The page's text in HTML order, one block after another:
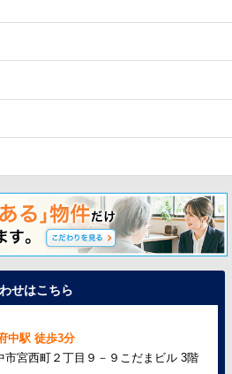
せはこちら
中駅 徒歩3分
市宮西町２丁目９－９こだまビル 3階